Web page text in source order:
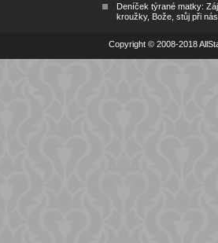
Deníček týrané matky:
kroužky, Bože, stůj při nás
Copyright © 2008-2018